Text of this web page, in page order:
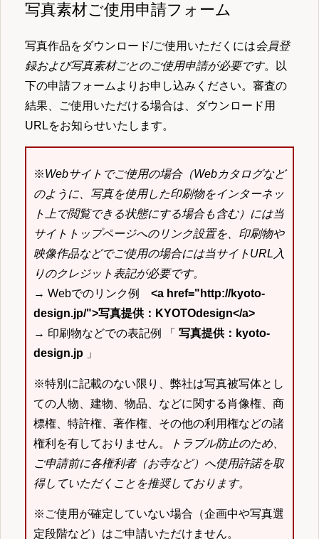
写真素材ご使用申請フォーム
写真作品をダウンロード/ご使用いただくには会員登
録および写真素材ごとのご使用申請が必要です。以
下の申請フォームよりお申し込みください。審査の
結果、ご使用いただける場合は、ダウンロード用
URLをお知らせいたします。
※Webサイトでご使用の場合（Webカタログなど
のように、写真を使用した印刷物をインターネッ
ト上で閲覧できる状態にする場合も含む）には当
サイトトップページへのリンク設置を、印刷物や
映像作品などでご使用の場合には当サイトURL入
りのクレジット表記が必要です。
→ Webでのリンク例 <a href="http://kyoto-
design.jp/">写真提供：KYOTOdesign</a>
→ 印刷物などでの表記例 「 写真提供：kyoto-
design.jp 」
※特別に記載のない限り、弊社は写真被写体とし
ての人物、建物、物品、などに関する肖像権、商
標権、特許権、著作権、その他の利用権などの諸
権利を有しておりません。
トラブル防止のため、
ご申請前に各権利者（お寺など）へ使用許諾を取
得していただくことを推奨しております。
※ご使用が確定していない場合（企画中や写真選
定段階など）はご申請いただけません。